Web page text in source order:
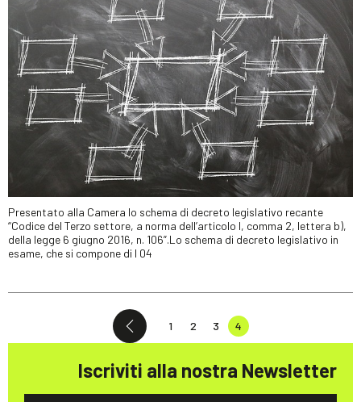
Presentato alla Camera lo schema di decreto legislativo recante
“Codice del Terzo settore, a norma dell’articolo l, comma 2, lettera b),
della legge 6 giugno 2016, n. 106”.Lo schema di decreto legislativo in
esame, che si compone di I 04
1 2 3 4
Iscriviti alla nostra Newsletter